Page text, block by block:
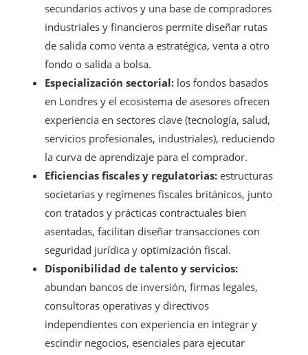
secundarios activos y una base de compradores
industriales y financieros permite diseñar rutas
de salida como venta a estratégica, venta a otro
fondo o salida a bolsa.
Especialización sectorial: los fondos basados
en Londres y el ecosistema de asesores ofrecen
experiencia en sectores clave (tecnología, salud,
servicios profesionales, industriales), reduciendo
la curva de aprendizaje para el comprador.
Eficiencias fiscales y regulatorias: estructuras
societarias y regímenes fiscales británicos, junto
con tratados y prácticas contractuales bien
asentadas, facilitan diseñar transacciones con
seguridad jurídica y optimización fiscal.
Disponibilidad de talento y servicios:
abundan bancos de inversión, firmas legales,
consultoras operativas y directivos
independientes con experiencia en integrar y
escindir negocios, esenciales para ejecutar